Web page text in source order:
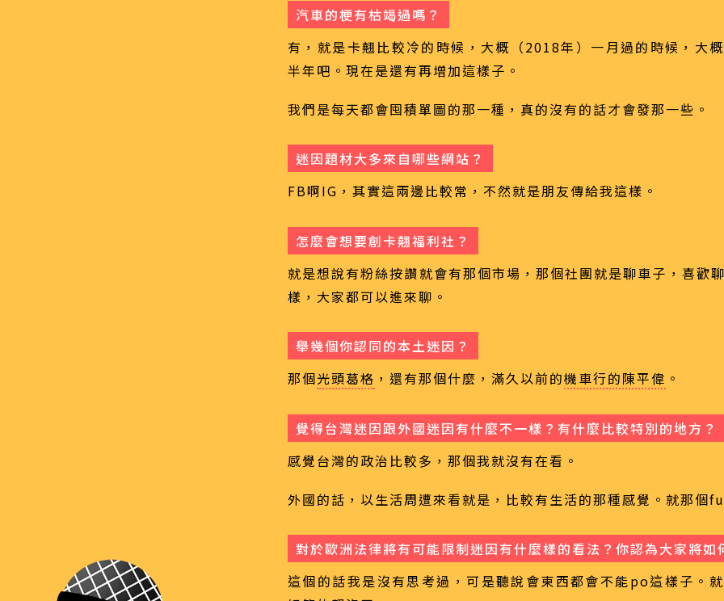
汽車的梗有枯竭過嗎？
有，就是卡翹比較冷的時候，大概（2018年）一月過的時候，大
半年吧。現在是還有再增加這樣子。
我們是每天都會囤積單圖的那一種，真的沒有的話才會發那一些。
迷因題材大多來自哪些網站？
FB啊IG，其實這兩邊比較常，不然就是朋友傳給我這樣。
怎麼會想要創卡翹福利社？
就是想說有粉絲按讚就會有那個市場，那個社團就是聊車子，喜歡
樣，大家都可以進來聊。
舉幾個你認同的本土迷因？
那個光頭葛格 ，還有那個什麼，滿久以前的機車行的陳平偉 。
覺得台灣迷因跟外國迷因有什麼不一樣？有什麼比較特別的地方？
感覺台灣的政治比較多，那個我就沒有在看。
外國的話，以生活周遭來看就是，比較有生活的那種感覺。就那個fu
對於歐洲法律將有可能限制迷因有什麼樣的看法？你認為大家將如
這個的話我是沒有思考過，可是聽說會東西都會不能po這樣子。就